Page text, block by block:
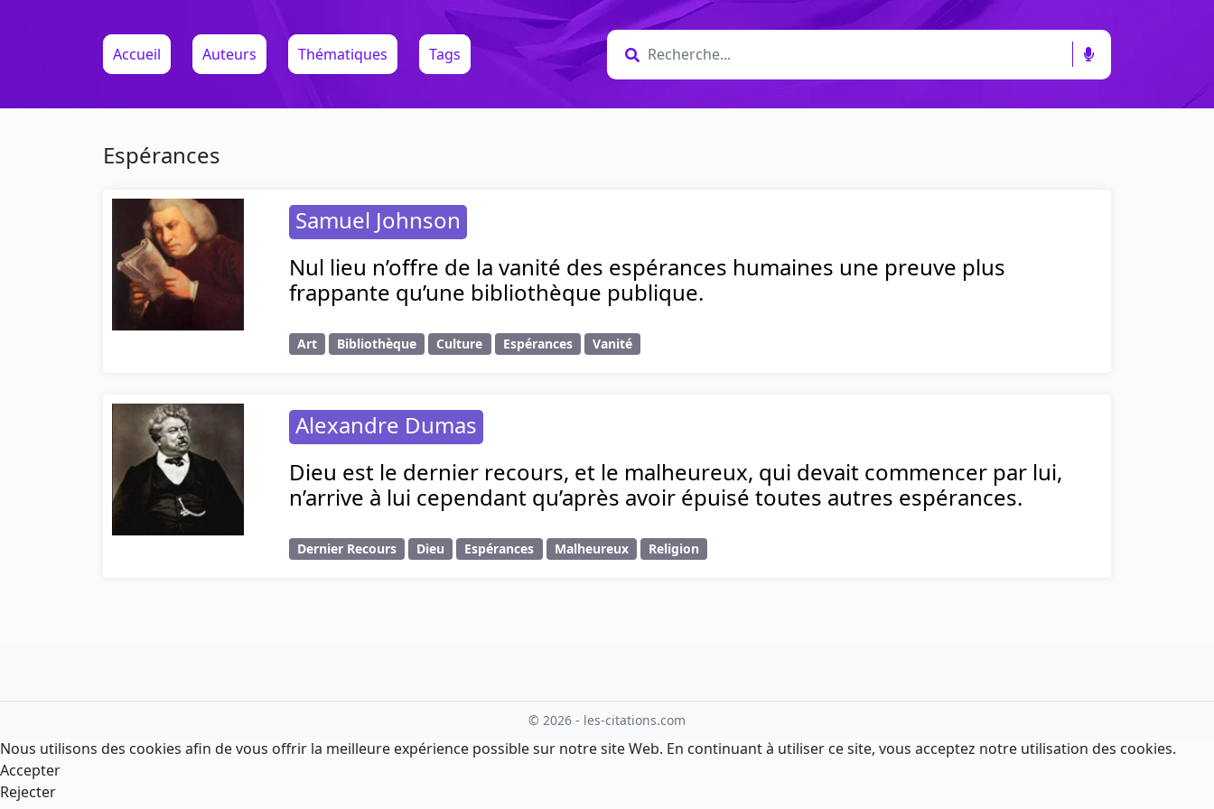
Accueil Auteurs Thématiques Tags
Espérances
Samuel Johnson
Nul lieu n’offre de la vanité des espérances humaines une preuve plus
frappante qu’une bibliothèque publique.
Art Bibliothèque Culture Espérances Vanité
Alexandre Dumas
Dieu est le dernier recours, et le malheureux, qui devait commencer par lui,
n’arrive à lui cependant qu’après avoir épuisé toutes autres espérances.
Dernier Recours Dieu Espérances Malheureux Religion
© 2026 - les-citations.com
Nous utilisons des cookies afin de vous offrir la meilleure expérience possible sur notre site Web. En continuant à utiliser ce site, vous acceptez notre utilisation des cookies.
Accepter
Rejecter